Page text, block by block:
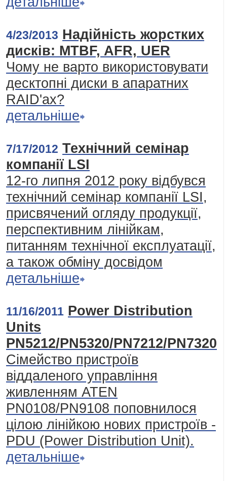
4/23/2013 Надійність жорстких
дисків: MTBF, AFR, UER
Чому не варто використовувати
десктопні диски в апаратних
RAID'ах?
детальніше
7/17/2012 Технічний семінар
компанії LSI
12-го липня 2012 року відбувся
технічний семінар компанії LSI,
присвячений огляду продукції,
перспективним лінійкам,
питанням технічної експлуатації,
а також обміну досвідом
детальніше
11/16/2011 Power Distribution
Units
PN5212/PN5320/PN7212/PN7320
Сімейство пристроїв
віддаленого управління
живленням ATEN
PN0108/PN9108 поповнилося
цілою лінійкою нових пристроїв -
PDU (Power Distribution Unit).
детальніше